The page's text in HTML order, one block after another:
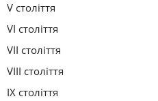
V століття
VI століття
VII століття
VIII століття
IX століття